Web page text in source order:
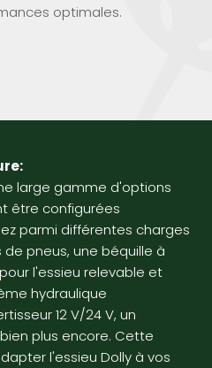
optimales.
large gamme d'options
être configurées
parmi différentes charges
pneus, une béquille à
l'essieu relevable et
hydraulique
12 V/24 V, un
plus encore. Cette
l'essieu Dolly à vos